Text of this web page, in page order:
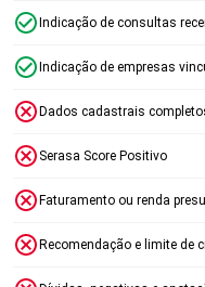
Indicação de consultas
Indicação de empresas
Dados cadastrais
Serasa Score Positivo
Faturamento ou renda
Recomendação e limite de